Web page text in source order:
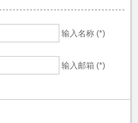
输入名称 (*)
输入邮箱 (*)